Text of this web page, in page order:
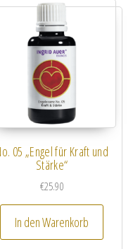
05 „Engel für Kraft und
Stärke“
€25.90
In den Warenkorb